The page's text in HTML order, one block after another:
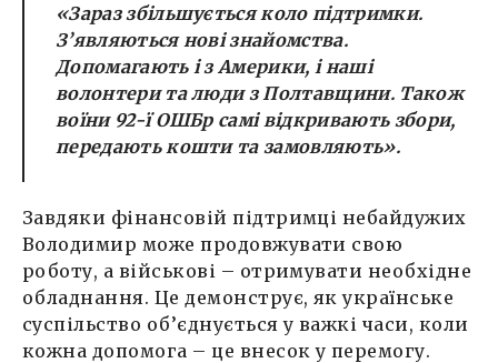
«Зараз збільшується коло підтримки.
З’являються нові знайомства.
Допомагають і з Америки, і наші
волонтери та люди з Полтавщини. Також
воїни 92-ї ОШБр самі відкривають збори,
передають кошти та замовляють».
Завдяки фінансовій підтримці небайдужих
Володимир може продовжувати свою
роботу, а військові – отримувати необхідне
обладнання. Це демонструє, як українське
суспільство об’єднується у важкі часи, коли
кожна допомога – це внесок у перемогу.